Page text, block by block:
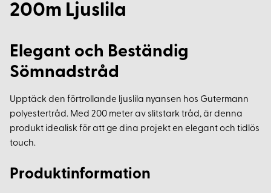
200m Ljuslila
Elegant och Beständig
Sömnadstråd
Upptäck den förtrollande ljuslila nyansen hos Gutermann
polyestertråd. Med 200 meter av slitstark tråd, är denna
produkt idealisk för att ge dina projekt en elegant och tidlös
touch.
Produktinformation